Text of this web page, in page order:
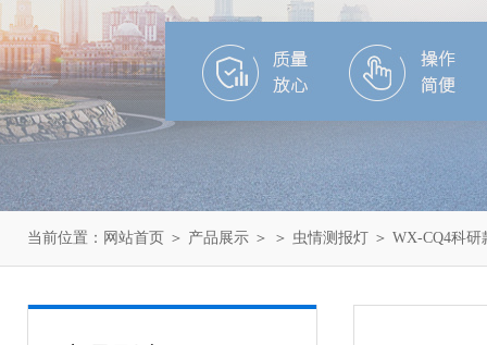
当前位置： 网站首页 ＞ 产品展示 ＞ ＞ 虫情测报灯 ＞ WX-CQ4科